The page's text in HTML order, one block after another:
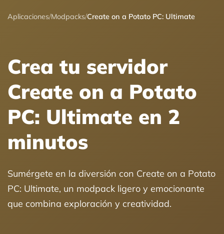
Aplicaciones/Modpacks/Create on a Potato PC: Ultimate
Crea tu servidor
Create on a Potato
PC: Ultimate en 2
minutos
Sumérgete en la diversión con Create on a Potato
PC: Ultimate, un modpack ligero y emocionante
que combina exploración y creatividad.